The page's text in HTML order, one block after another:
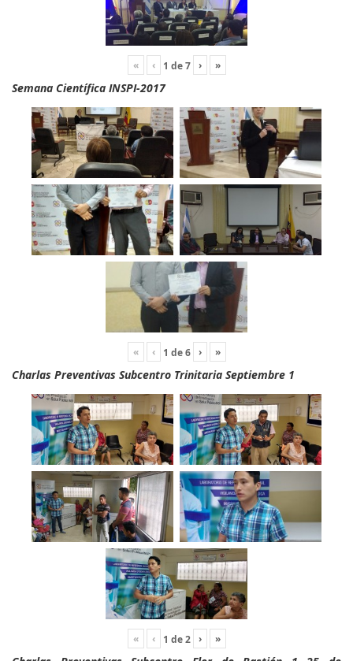
« ‹ 1 de7 › »
Semana Científica INSPI-2017
« ‹ 1 de6 › »
Charlas Preventivas Subcentro Trinitaria Septiembre 1
« ‹ 1 de2 › »